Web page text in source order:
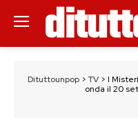
Dituttounpop> TV> I
onda il 20